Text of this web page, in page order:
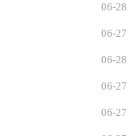
06-28
06-27
06-28
06-27
06-27